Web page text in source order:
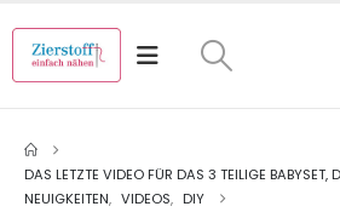
DAS LETZTE VIDEO FÜR DAS 3 TEILIGE BABYSET,
NEUIGKEITEN, VIDEOS, DIY